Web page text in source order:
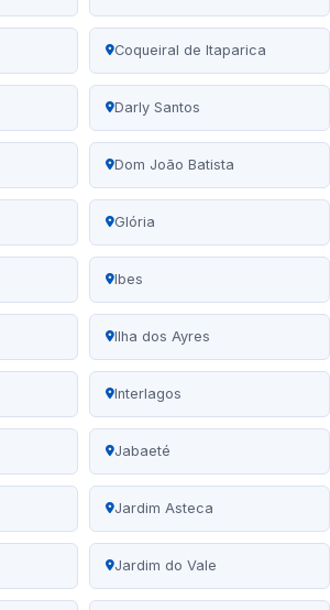
Coqueiral de Itaparica
Darly Santos
Dom João Batista
Glória
Ibes
Ilha dos Ayres
Interlagos
Jabaeté
Jardim Asteca
Jardim do Vale